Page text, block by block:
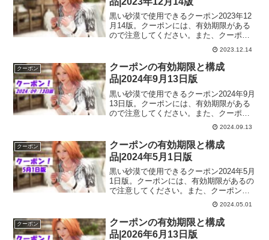
黒い砂漠で使用できるクーポン2023年12
月14版。クーポンには、有効期限がある
ので注意してください。また、クーポン
を使用しても、ゲーム内に届いてからも
期限のあるものがあるので、ゲーム内に
届いたら期限も確認しておくといいです
よー。
2023.12.14
クーポン
クーポンの有効期限と構成
品|2024年9月13日版
黒い砂漠で使用できるクーポン2024年9月
13日版。クーポンには、有効期限がある
ので注意してください。また、クーポン
を使用しても、ゲーム内に届いてからも
期限のあるものがあるので、ゲーム内に
届いたら期限も確認しておくといいです
よー。
2024.09.13
クーポン
クーポンの有効期限と構成
品|2024年5月1日版
黒い砂漠で使用できるクーポン2024年5月
1日版。クーポンには、有効期限があるの
で注意してください。また、クーポンを
使用しても、ゲーム内に届いてからも期
限のあるものがあるので、ゲーム内に届
いたら期限も確認しておくといいですよ
ー。
2024.05.01
クーポン
クーポンの有効期限と構成
品|2026年6月13日版